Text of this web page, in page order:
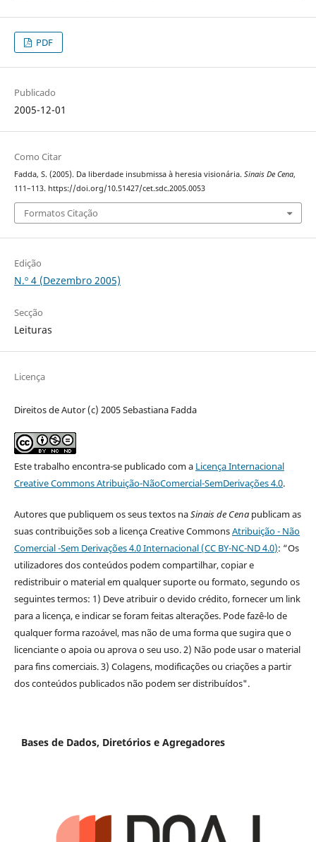
PDF
Publicado
2005-12-01
Como Citar
Fadda, S. (2005). Da liberdade insubmissa à heresia visionária. Sinais De Cena,
111–113. https://doi.org/10.51427/cet.sdc.2005.0053
Formatos Citação
Edição
N.º 4 (Dezembro 2005)
Secção
Leituras
Licença
Direitos de Autor (c) 2005 Sebastiana Fadda
Este trabalho encontra-se publicado com a Licença Internacional
Creative Commons Atribuição-NãoComercial-SemDerivações 4.0.
Autores que publiquem os seus textos naSinais de Cenapublicam as
suas contribuições sob a licença Creative CommonsAtribuição - Não
Comercial -Sem Derivações 4.0 Internacional (CC BY-NC-ND 4.0): “Os
utilizadores dos conteúdos podem compartilhar, copiar e
redistribuir o material em qualquer suporte ou formato, segundo os
seguintes termos: 1) Deve atribuir o devido crédito, fornecer um link
para a licença, e indicar se foram feitas alterações. Pode fazê-lo de
qualquer forma razoável, mas não de uma forma que sugira que o
licenciante o apoia ou aprova o seu uso. 2) Não pode usar o material
para fins comerciais. 3) Colagens, modificações ou criações a partir
dos conteúdos publicados não podem ser distribuídos".
Bases de Dados, Diretórios e Agregadores